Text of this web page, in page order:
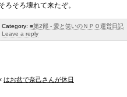
ろそろ壊れて来たぞ。
Category: ■第2部 - 愛と笑いのＮＰＯ運営日記
Leave a reply
はお盆で奈己さんが休日